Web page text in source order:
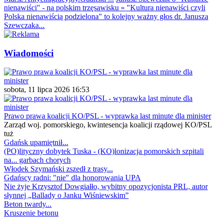
nienawiści" - na polskim trzęsawisku » "Kultura nienawiści czyli
Polska nienawiścią podzielona" to kolejny ważny głos dr. Janusza
Szewczaka...
Wiadomości
sobota, 11 lipca 2026 16:53
Prawo prawa koalicji KO/PSL - wyprawka last minute dla minister
Zarząd woj. pomorskiego, kwintesencja koalicji rządowej KO/PSL
tuż
Gdańsk upamiętnił...
(PO)lityczny dobytek Tuska - (KO)lonizacja pomorskich szpitali
na... garbach chorych
Włodek Szymański zszedł z trasy...
Gdańscy radni: "nie" dla honorowania UPA
Nie żyje Krzysztof Dowgiałło, wybitny opozycjonista PRL, autor
słynnej „Ballady o Janku Wiśniewskim”
Beton twardy...
Kruszenie betonu